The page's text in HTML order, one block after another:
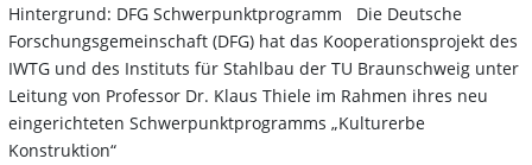
Hintergrund: DFG Schwerpunktprogramm Die Deutsche
Forschungsgemeinschaft (DFG) hat das Kooperationsprojekt des
IWTG und des Instituts für Stahlbau der TU Braunschweig unter
Leitung von Professor Dr. Klaus Thiele im Rahmen ihres neu
eingerichteten Schwerpunktprogramms „Kulturerbe
Konstruktion“